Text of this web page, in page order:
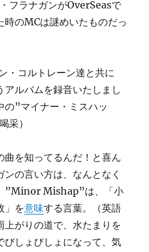
フラナガンがOverSeasで
時のMCは謎めいたものだっ
・コルトレーン達と共に
アルバムを録音いたしまし
の”マイナー・ミスハッ
采）
を知ってるんだ！と喜ん
の言い方は、なんとなく
”Minor Mishap”は、「小
」を意味する言葉。（英語
上がりの道で、水たまりを
びしょびしょになって、気